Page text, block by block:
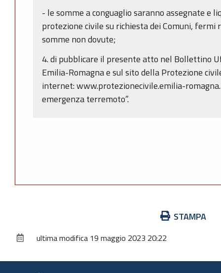
- le somme a conguaglio saranno assegnate e
protezione civile su richiesta dei Comuni,
somme non dovute;
4. di pubblicare il presente atto nel Bollettino
Emilia-Romagna e sul sito della Protezione
internet: www.protezionecivile.emilia-
emergenza terremoto”.
documento
STAMPA
ultima modifica 19 maggio 2023 20:22